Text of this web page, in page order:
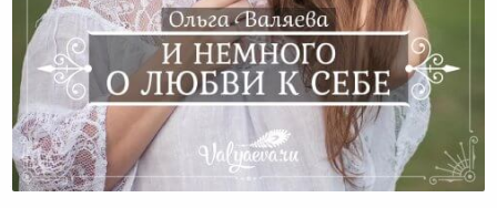
И немного о любви к себе